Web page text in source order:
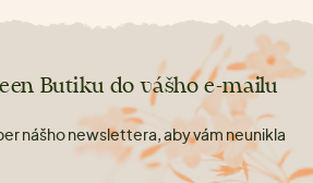
Butiku do vášho e-mailu
nášho newslettera, aby vám neunikla